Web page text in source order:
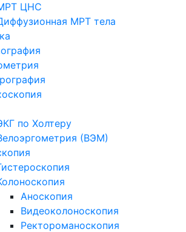
ЦНС
МРТ тела
по Холтеру
(ВЭМ)
Аноскопия
Видеоколоноскопия
Ректороманоскопия